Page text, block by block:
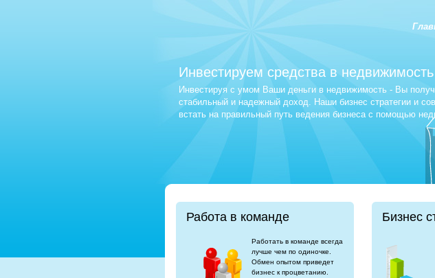
Инвестируем средства в недвижимость
Инвестируя с умом Ваши деньги в недвижимость - Вы
стабильный и надежный доход. Наши бизнес стратегии и
встать на правильный путь ведения бизнеса с помощью
Работа в команде
Работать в команде всегда
лучше чем по одиночке.
Обмен опытом приведет
бизнес к процветанию.
Бизнес